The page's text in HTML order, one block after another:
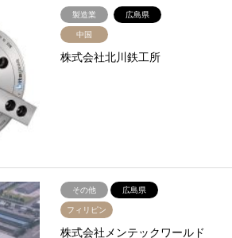
製造業 広島県
中国
株式会社北川鉄工所
その他 広島県
フィリピン
株式会社メンテックワールド